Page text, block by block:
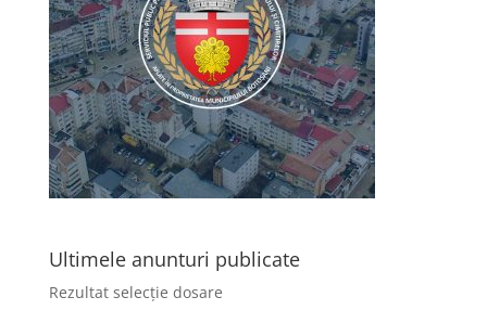
Ultimele anunturi publicate
Rezultat selecție dosare